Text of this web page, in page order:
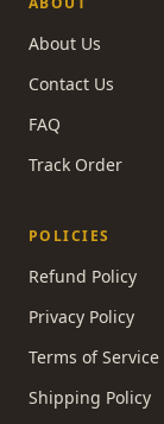
About Us
Contact Us
FAQ
Track Order
POLICIES
Refund Policy
Privacy Policy
Terms of Service
Shipping Policy